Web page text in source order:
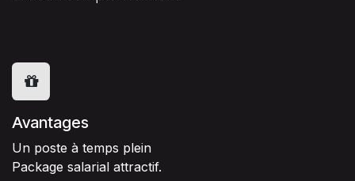
Avantages
Un poste à temps plein
Package salarial attractif.